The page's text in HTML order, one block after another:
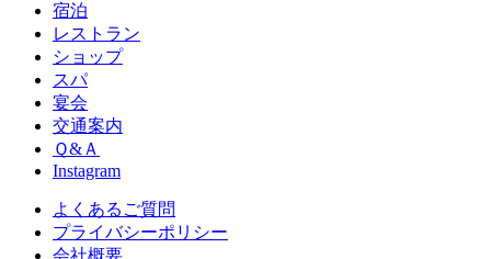
宿泊
レストラン
ショップ
スパ
宴会
交通案内
Ｑ&Ａ
Instagram
よくあるご質問
プライバシーポリシー
会社概要